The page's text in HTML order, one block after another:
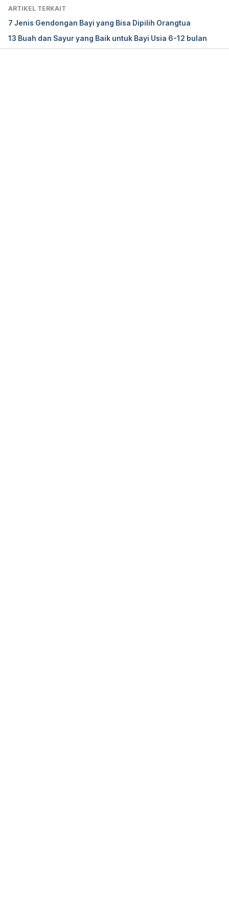
pada 11 Desember 2018.
https://www.healthline.com/health/parenting/boost
er-seat-weight Diakses pada 11 Desember 2018.
ARTIKEL TERKAIT
7 Jenis Gendongan Bayi yang Bisa Dipilih Orangtua
13 Buah dan Sayur yang Baik untuk Bayi Usia 6-12 bulan